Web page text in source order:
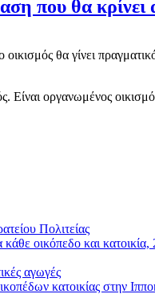
που θα κρίνει
Είναι οργανωμένος
Πολιτείας
κάθε οικόπεδο και
αγωγές
κατοικίας στην